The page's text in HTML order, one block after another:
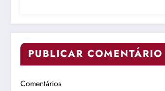
PUBLICAR COMENTÁRIO
Comentários